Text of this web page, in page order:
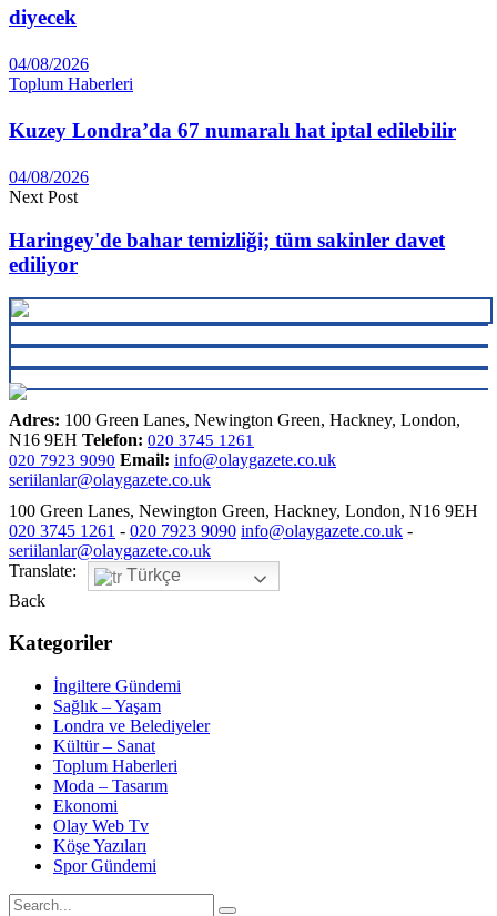
diyecek
04/08/2026
Toplum Haberleri
Kuzey Londra’da 67 numaralı hat iptal edilebilir
04/08/2026
Next Post
Haringey'de bahar temizliği; tüm sakinler davet
ediliyor
Adres: 100 Green Lanes, Newington Green, Hackney, London,
N16 9EH Telefon: 020 3745 1261
020 7923 9090 Email: info@olaygazete.co.uk
seriilanlar@olaygazete.co.uk
100 Green Lanes, Newington Green, Hackney, London, N16 9EH
020 3745 1261 - 020 7923 9090 info@olaygazete.co.uk -
seriilanlar@olaygazete.co.uk
Translate:
Türkçe
Back
Kategoriler
İngiltere Gündemi
Sağlık – Yaşam
Londra ve Belediyeler
Kültür – Sanat
Toplum Haberleri
Moda – Tasarım
Ekonomi
Olay Web Tv
Köşe Yazıları
Spor Gündemi